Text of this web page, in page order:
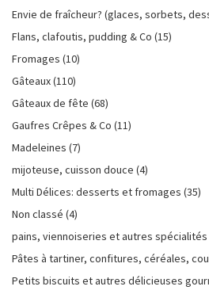
Envie de fraîcheur? (glaces, sorbets,
Flans, clafoutis, pudding & Co (15)
Fromages (10)
Gâteaux(110)
Gâteaux de fête (68)
Gaufres Crêpes & Co (11)
Madeleines (7)
mijoteuse, cuisson douce (4)
Multi Délices: desserts et fromages (35)
Non classé (4)
pains, viennoiseries et autres spécialités
Pâtes à tartiner, confitures, céréales,
Petits biscuits et autres délicieuses